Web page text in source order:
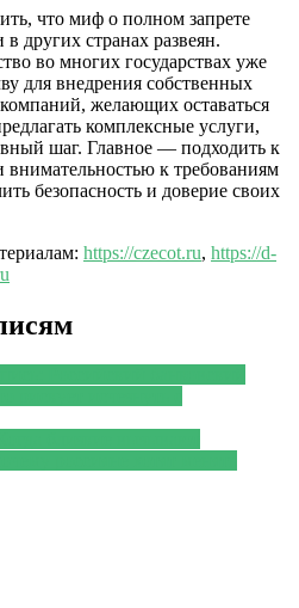
что миф о полном запрете
других странах развеян.
во многих государствах уже
для внедрения собственных
желающих оставаться
комплексные услуги,
шаг. Главное — подходить к
внимательностью к требованиям
безопасность и доверие своих
https://czecot.ru, https://d-